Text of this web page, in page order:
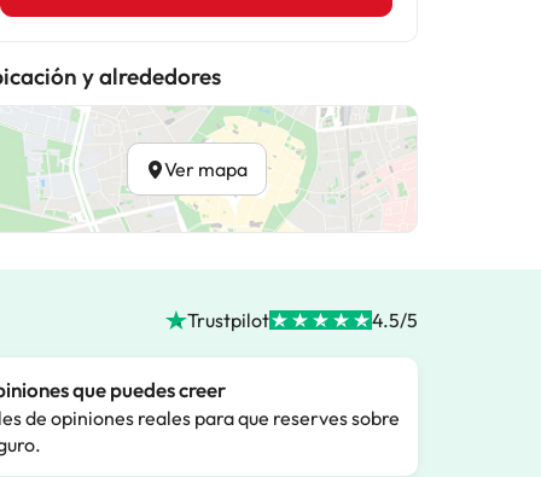
y alrededores
Ver mapa
Trustpilot 4.5/5
que puedes creer
de opiniones reales para que reserves sobre